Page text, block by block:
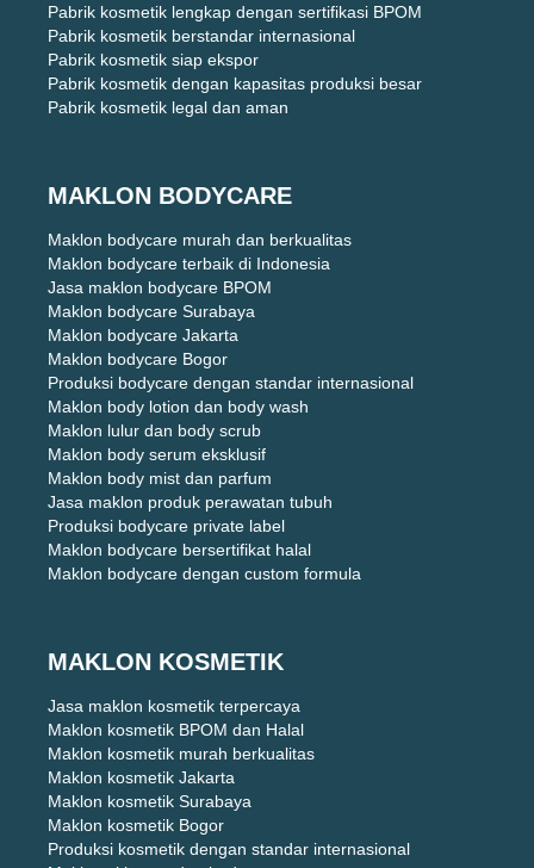
Pabrik kosmetik lengkap dengan sertifikasi BPOM
Pabrik kosmetik berstandar internasional
Pabrik kosmetik siap ekspor
Pabrik kosmetik dengan kapasitas produksi besar
Pabrik kosmetik legal dan aman
MAKLON BODYCARE
Maklon bodycare murah dan berkualitas
Maklon bodycare terbaik di Indonesia
Jasa maklon bodycare BPOM
Maklon bodycare Surabaya
Maklon bodycare Jakarta
Maklon bodycare Bogor
Produksi bodycare dengan standar internasional
Maklon body lotion dan body wash
Maklon lulur dan body scrub
Maklon body serum eksklusif
Maklon body mist dan parfum
Jasa maklon produk perawatan tubuh
Produksi bodycare private label
Maklon bodycare bersertifikat halal
Maklon bodycare dengan custom formula
MAKLON KOSMETIK
Jasa maklon kosmetik terpercaya
Maklon kosmetik BPOM dan Halal
Maklon kosmetik murah berkualitas
Maklon kosmetik Jakarta
Maklon kosmetik Surabaya
Maklon kosmetik Bogor
Produksi kosmetik dengan standar internasional